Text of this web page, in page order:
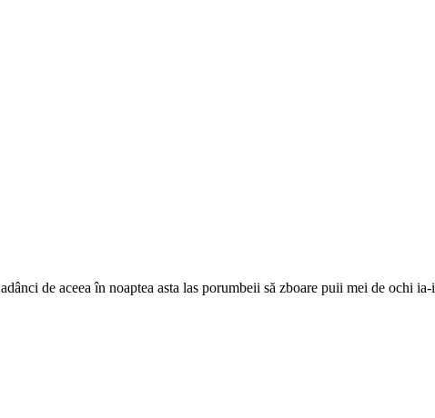
de aceea în noaptea asta las porumbeii să zboare puii mei de ochi ia-i